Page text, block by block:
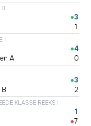
●3
1
1
A
●4
0
●3
2
KLASSE REEKS I
●
1
7